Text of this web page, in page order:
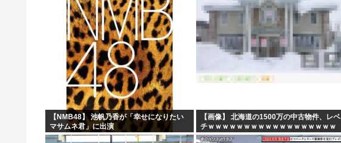
【NMB48】 池帆乃香が「幸せになりたい
マサムネ君」に出演
【画像】 北海道の1500万の中古物件、レベ
チｗｗｗｗｗｗｗｗｗｗｗｗｗｗｗｗｗｗ
ｗｗ